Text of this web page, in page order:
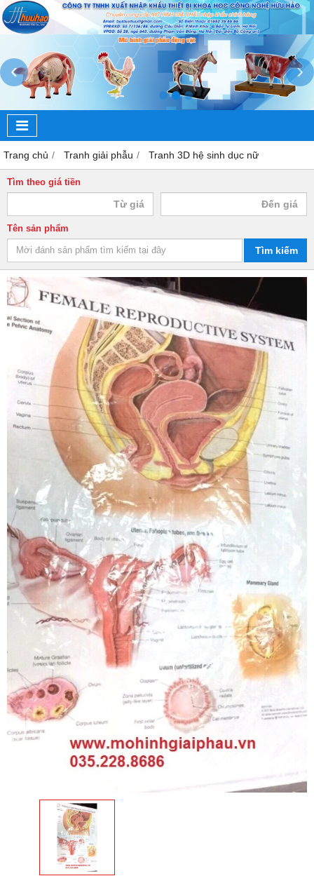
‹ ›
Trang chủ Tranh giải phẫu Tranh 3D hệ sinh dục nữ
Tìm theo giá tiền
Tên sản phẩm
Tìm kiếm